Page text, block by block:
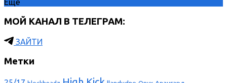
Ещё
МОЙ КАНАЛ В ТЕЛЕГРАМ:
ЗАЙТИ
Метки